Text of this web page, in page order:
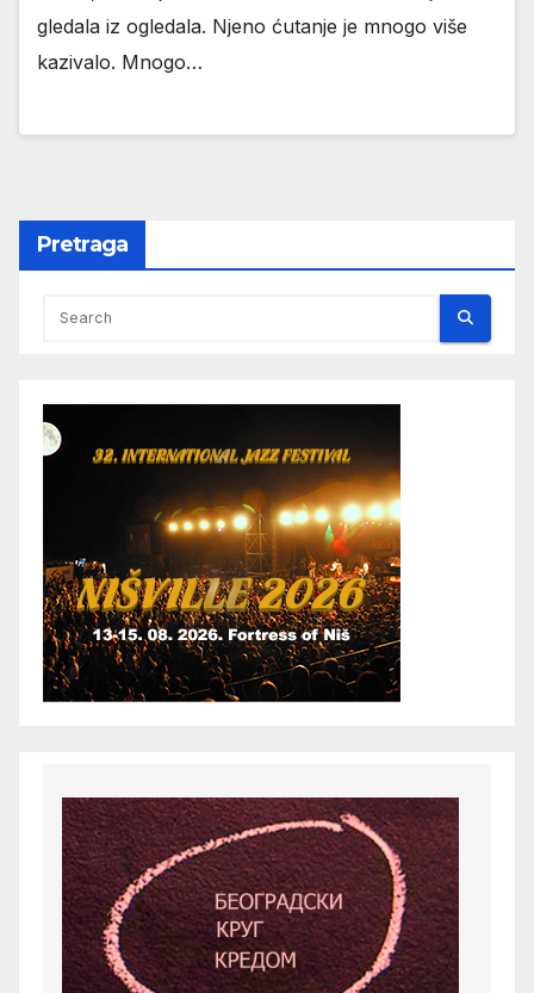
gledala iz ogledala. Njeno ćutanje je mnogo više
kazivalo. Mnogo…
Pretraga